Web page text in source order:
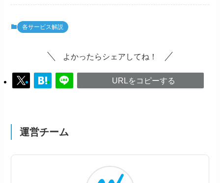
各サービス解説
よかったらシェアしてね！
URLをコピーする
運営チーム